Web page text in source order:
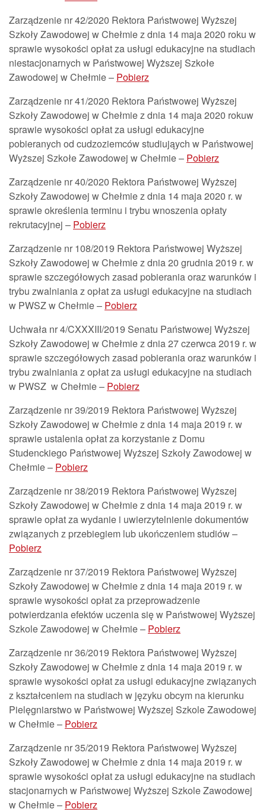
Zarządzenie nr 42/2020 Rektora Państwowej Wyższej
Szkoły Zawodowej w Chełmie z dnia 14 maja 2020 roku w
sprawie wysokości opłat za usługi edukacyjne na studiach
niestacjonarnych w Państwowej Wyższej Szkołe
Zawodowej w Chełmie – Pobierz
Zarządzenie nr 41/2020 Rektora Państwowej Wyższej
Szkoły Zawodowej w Chełmie z dnia 14 maja 2020 rokuw
sprawie wysokości opłat za usługi edukacyjne
pobieranych od cudzoziemców studiująych w Państwowej
Wyższej Szkołe Zawodowej w Chełmie – Pobierz
Zarządzenie nr 40/2020 Rektora Państwowej Wyższej
Szkoły Zawodowej w Chełmie z dnia 14 maja 2020 r. w
sprawie określenia terminu i trybu wnoszenia opłaty
rekrutacyjnej – Pobierz
Zarządzenie nr 108/2019 Rektora Państwowej Wyższej
Szkoły Zawodowej w Chełmie z dnia 20 grudnia 2019 r. w
sprawie szczegółowych zasad pobierania oraz warunków i
trybu zwalniania z opłat za usługi edukacyjne na studiach
w PWSZ w Chełmie – Pobierz
Uchwała nr 4/CXXXIII/2019 Senatu Państwowej Wyższej
Szkoły Zawodowej w Chełmie z dnia 27 czerwca 2019 r. w
sprawie szczegółowych zasad pobierania oraz warunków i
trybu zwalniania z opłat za usługi edukacyjne na studiach
w PWSZ w Chełmie – Pobierz
Zarządzenie nr 39/2019 Rektora Państwowej Wyższej
Szkoły Zawodowej w Chełmie z dnia 14 maja 2019 r. w
sprawie ustalenia opłat za korzystanie z Domu
Studenckiego Państwowej Wyższej Szkoły Zawodowej w
Chełmie – Pobierz
Zarządzenie nr 38/2019 Rektora Państwowej Wyższej
Szkoły Zawodowej w Chełmie z dnia 14 maja 2019 r. w
sprawie opłat za wydanie i uwierzytelnienie dokumentów
związanych z przebiegiem lub ukończeniem studiów –
Pobierz
Zarządzenie nr 37/2019 Rektora Państwowej Wyższej
Szkoły Zawodowej w Chełmie z dnia 14 maja 2019 r. w
sprawie wysokości opłat za przeprowadzenie
potwierdzania efektów uczenia się w Państwowej Wyższej
Szkole Zawodowej w Chełmie – Pobierz
Zarządzenie nr 36/2019 Rektora Państwowej Wyższej
Szkoły Zawodowej w Chełmie z dnia 14 maja 2019 r. w
sprawie wysokości opłat za usługi edukacyjne związanych
z kształceniem na studiach w języku obcym na kierunku
Pielęgniarstwo w Państwowej Wyższej Szkole Zawodowej
w Chełmie – Pobierz
Zarządzenie nr 35/2019 Rektora Państwowej Wyższej
Szkoły Zawodowej w Chełmie z dnia 14 maja 2019 r. w
sprawie wysokości opłat za usługi edukacyjne na studiach
stacjonarnych w Państwowej Wyższej Szkole Zawodowej
w Chełmie – Pobierz